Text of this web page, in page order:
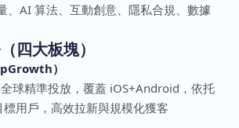
、AI 算法、互動創意、隱私合規、數據
四大板塊）
）
球精準投放，覆蓋 iOS+Android，依托
用戶，高效拉新與規模化獲客